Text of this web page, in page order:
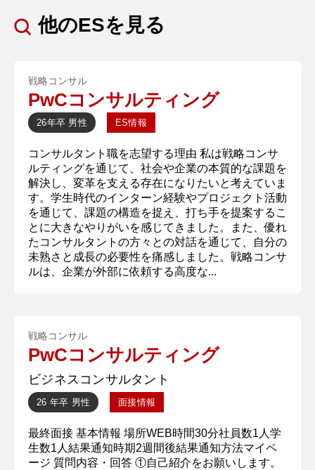
他のESを見る
戦略コンサル
PwCコンサルティング
26年卒 男性 ES情報
コンサルタント職を志望する理由 私は戦略コンサ
ルティングを通じて、社会や企業の本質的な課題を
解決し、変革を支える存在になりたいと考えていま
す。学生時代のインターン経験やプロジェクト活動
を通じて、課題の構造を捉え、打ち手を提案するこ
とに大きなやりがいを感じてきました。また、優れ
たコンサルタントの方々との対話を通じて、自分の
未熟さと成長の必要性を痛感しました。戦略コンサ
ルは、企業が外部に依頼する高度な...
戦略コンサル
PwCコンサルティング
ビジネスコンサルタント
26 年卒 男性 面接情報
最終面接 基本情報 場所WEB時間30分社員数1人学
生数1人結果通知時期2週間後結果通知方法マイペ
ージ 質問内容・回答 ①自己紹介をお願いします。